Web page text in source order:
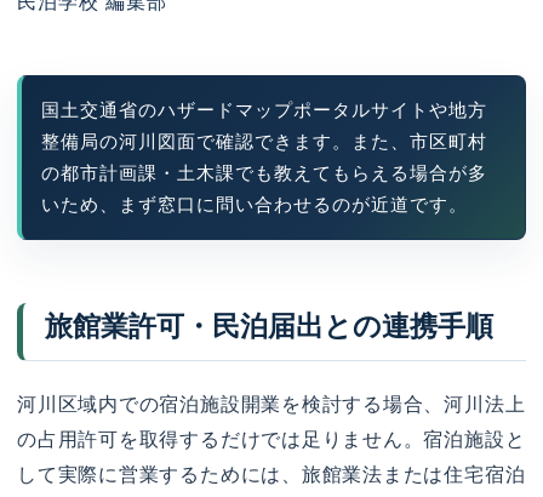
国土交通省のハザードマップポータルサイトや地方
整備局の河川図面で確認できます。また、市区町村
の都市計画課・土木課でも教えてもらえる場合が多
いため、まず窓口に問い合わせるのが近道です。
旅館業許可・民泊届出との連携手順
河川区域内での宿泊施設開業を検討する場合、河川法上
の占用許可を取得するだけでは足りません。宿泊施設と
して実際に営業するためには、旅館業法または住宅宿泊